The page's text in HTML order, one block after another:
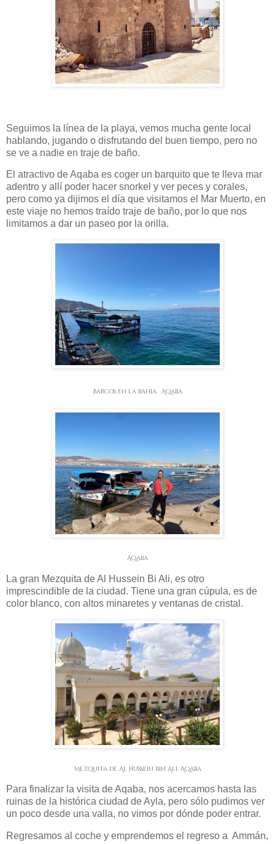
Seguimos la línea de la playa, vemos mucha gente local
hablando, jugando o disfrutando del buen tiempo, pero no
se ve a nadie en traje de baño.
El atractivo de Aqaba es coger un barquito que te lleva mar
adentro y allí poder hacer snorkel y ver peces y corales,
pero como ya dijimos el día que visitamos el Mar Muerto, en
este viaje no hemos traído traje de baño, por lo que nos
limitamos a dar un paseo por la orilla.
Barcos en la bahia. Aqaba
Aqaba
La gran Mezquita de Al Hussein Bi Ali, es otro
imprescindible de la ciudad. Tiene una gran cúpula, es de
color blanco, con altos minaretes y ventanas de cristal.
Mezquita de Al Hussein Bin Ali. Aqaba
Para finalizar la visita de Aqaba, nos acercamos hasta las
ruinas de la histórica ciudad de Ayla, pero sólo pudimos ver
un poco desde una valla, no vimos por dónde poder entrar.
Regresamos al coche y emprendemos el regreso a Ammán,